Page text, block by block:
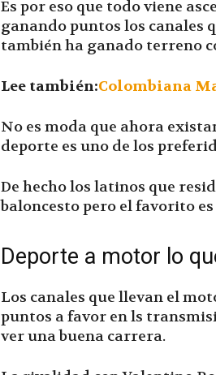
Es por eso que todo viene
ganando puntos los canales
también ha ganado terreno
Lee también:Colombiana
No es moda que ahora
deporte es uno de los
De hecho los latinos que
baloncesto pero el favorito
Deporte a motor lo
Los canales que llevan el
puntos a favor en ls
ver una buena carrera.